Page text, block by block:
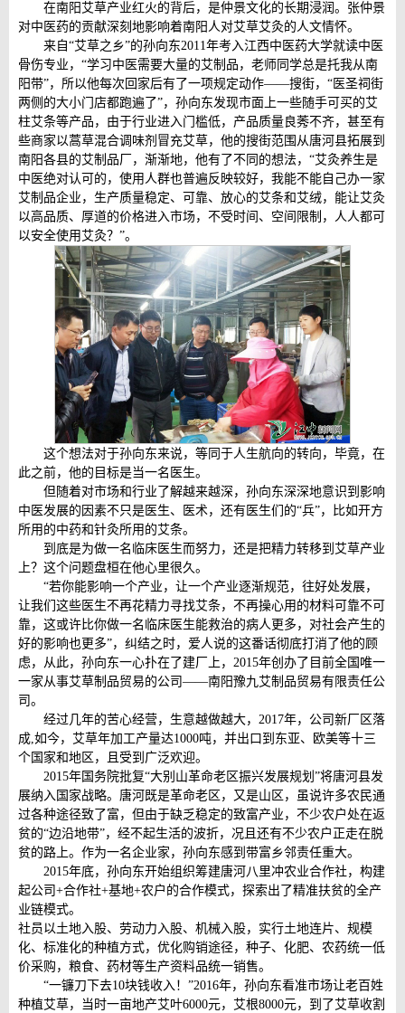
在南阳艾草产业红火的背后，是仲景文化的长期浸润。张仲景
对中医药的贡献深刻地影响着南阳人对艾草艾灸的人文情怀。
来自“艾草之乡”的孙向东2011年考入江西中医药大学就读中医
骨伤专业，“学习中医需要大量的艾制品，老师同学总是托我从南
阳带”，所以他每次回家后有了一项规定动作——搜街，“医圣祠街
两侧的大小门店都跑遍了”，孙向东发现市面上一些随手可买的艾
柱艾条等产品，由于行业进入门槛低，产品质量良莠不齐，甚至有
些商家以蒿草混合调味剂冒充艾草，他的搜街范围从唐河县拓展到
南阳各县的艾制品厂，渐渐地，他有了不同的想法，“艾灸养生是
中医绝对认可的，使用人群也普遍反映较好，我能不能自己办一家
艾制品企业，生产质量稳定、可靠、放心的艾条和艾绒，能让艾灸
以高品质、厚道的价格进入市场，不受时间、空间限制，人人都可
以安全使用艾灸？”。
这个想法对于孙向东来说，等同于人生航向的转向，毕竟，在
此之前，他的目标是当一名医生。
但随着对市场和行业了解越来越深，孙向东深深地意识到影响
中医发展的因素不只是医生、医术，还有医生们的“兵”，比如开方
所用的中药和针灸所用的艾条。
到底是为做一名临床医生而努力，还是把精力转移到艾草产业
上？这个问题盘桓在他心里很久。
“若你能影响一个产业，让一个产业逐渐规范，往好处发展，
让我们这些医生不再花精力寻找艾条，不再操心用的材料可靠不可
靠，这或许比你做一名临床医生能救治的病人更多，对社会产生的
好的影响也更多”，纠结之时，爱人说的这番话彻底打消了他的顾
虑，从此，孙向东一心扑在了建厂上，2015年创办了目前全国唯一
一家从事艾草制品贸易的公司——南阳豫九艾制品贸易有限责任公
司。
经过几年的苦心经营，生意越做越大，2017年，公司新厂区落
成,如今，艾草年加工产量达1000吨，并出口到东亚、欧美等十三
个国家和地区，且受到广泛欢迎。
2015年国务院批复“大别山革命老区振兴发展规划”将唐河县发
展纳入国家战略。唐河既是革命老区，又是山区，虽说许多农民通
过各种途径致了富，但由于缺乏稳定的致富产业，不少农户处在返
贫的“边沿地带”，经不起生活的波折，况且还有不少农户正走在脱
贫的路上。作为一名企业家，孙向东感到带富乡邻责任重大。
2015年底，孙向东开始组织筹建唐河八里冲农业合作社，构建
起公司+合作社+基地+农户的合作模式，探索出了精准扶贫的全产
业链模式。
社员以土地入股、劳动力入股、机械入股，实行土地连片、规模
化、标准化的种植方式，优化购销途径，种子、化肥、农药统一低
价采购，粮食、药材等生产资料品统一销售。
“一镰刀下去10块钱收入！”2016年，孙向东看准市场让老百姓
种植艾草，当时一亩地产艾叶6000元，艾根8000元，到了艾草收割